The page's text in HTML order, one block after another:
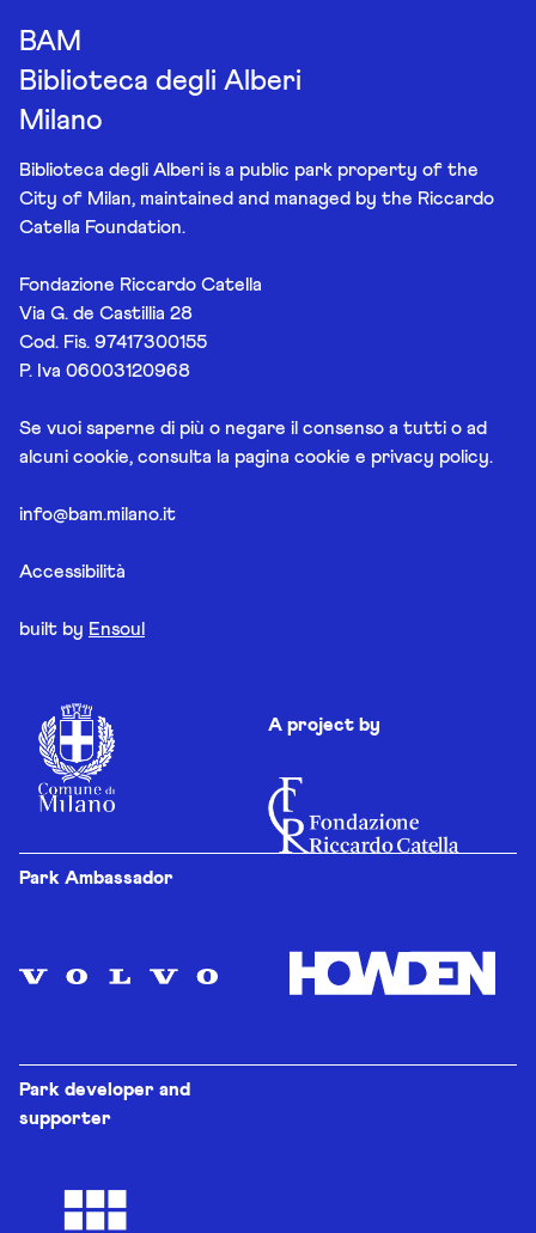
BAM
Biblioteca degli Alberi
Milano
Biblioteca degli Alberi is a public park property of the
City of Milan, maintained and managed by the Riccardo
Catella Foundation.
Fondazione Riccardo Catella
Via G. de Castillia 28
Cod. Fis. 97417300155
P. Iva 06003120968
Se vuoi saperne di più o negare il consenso a tutti o ad
alcuni cookie, consulta la pagina cookie e privacy policy.
info@bam.milano.it
Accessibilità
built by Ensoul
A project by
Park Ambassador
Park developer and
supporter